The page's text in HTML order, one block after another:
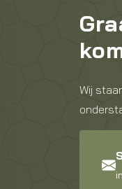
Wij